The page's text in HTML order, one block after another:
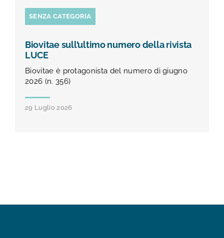
FAQ
CONTATTI
AREA RISERVATA
SENZA CATEGORIA
Biovitae sull’ultimo numero della rivista
LUCE
Biovitae è protagonista del numero di giugno
2026 (n. 356)
29 Luglio 2026